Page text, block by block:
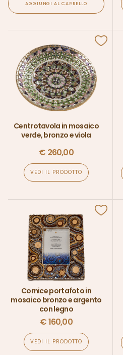
AGGIUNGI AL CARRELLO
Centrotavola in mosaico
verde, bronzo e viola
€ 260,00
VEDI IL PRODOTTO
Cornice portafoto in
mosaico bronzo e argento
con legno
€160,00
VEDI IL PRODOTTO